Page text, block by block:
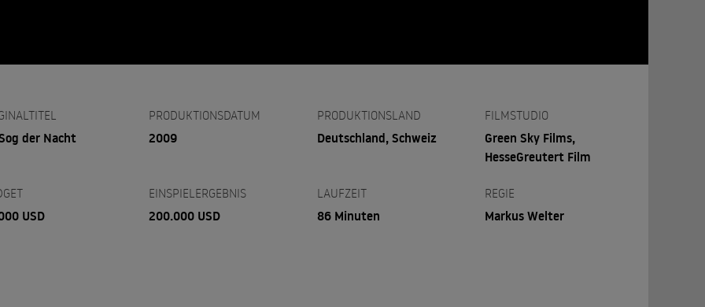
der Nacht
PRODUKTIONSDATUM
2009
PRODUKTIONSLAND
Deutschland, Schweiz
FILMSTUDIO
Green Sky Films,
HesseGreutert Film
USD
EINSPIELERGEBNIS
200.000 USD
LAUFZEIT
86 Minuten
REGIE
Markus Welter